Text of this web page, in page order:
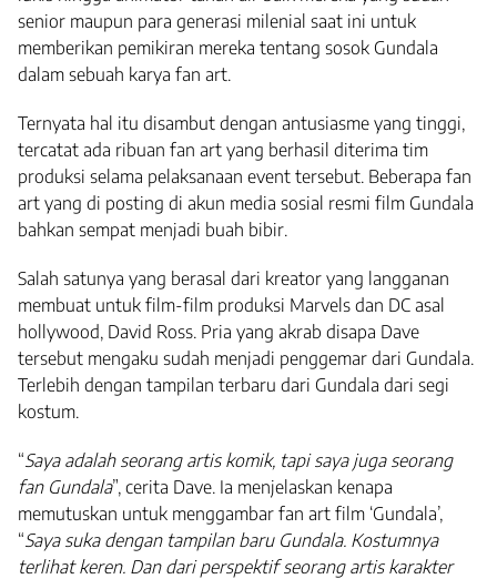
senior maupun para generasi milenial saat ini untuk
memberikan pemikiran mereka tentang sosok Gundala
dalam sebuah karya fan art.
Ternyata hal itu disambut dengan antusiasme yang tinggi,
tercatat ada ribuan fan art yang berhasil diterima tim
produksi selama pelaksanaan event tersebut. Beberapa fan
art yang di posting di akun media sosial resmi film Gundala
bahkan sempat menjadi buah bibir.
Salah satunya yang berasal dari kreator yang langganan
membuat untuk film-film produksi Marvels dan DC asal
hollywood, David Ross. Pria yang akrab disapa Dave
tersebut mengaku sudah menjadi penggemar dari Gundala.
Terlebih dengan tampilan terbaru dari Gundala dari segi
kostum.
“Saya adalah seorang artis komik, tapi saya juga seorang
fan Gundala”, cerita Dave. Ia menjelaskan kenapa
memutuskan untuk menggambar fan art film ‘Gundala’,
“Saya suka dengan tampilan baru Gundala. Kostumnya
terlihat keren. Dan dari perspektif seorang artis karakter